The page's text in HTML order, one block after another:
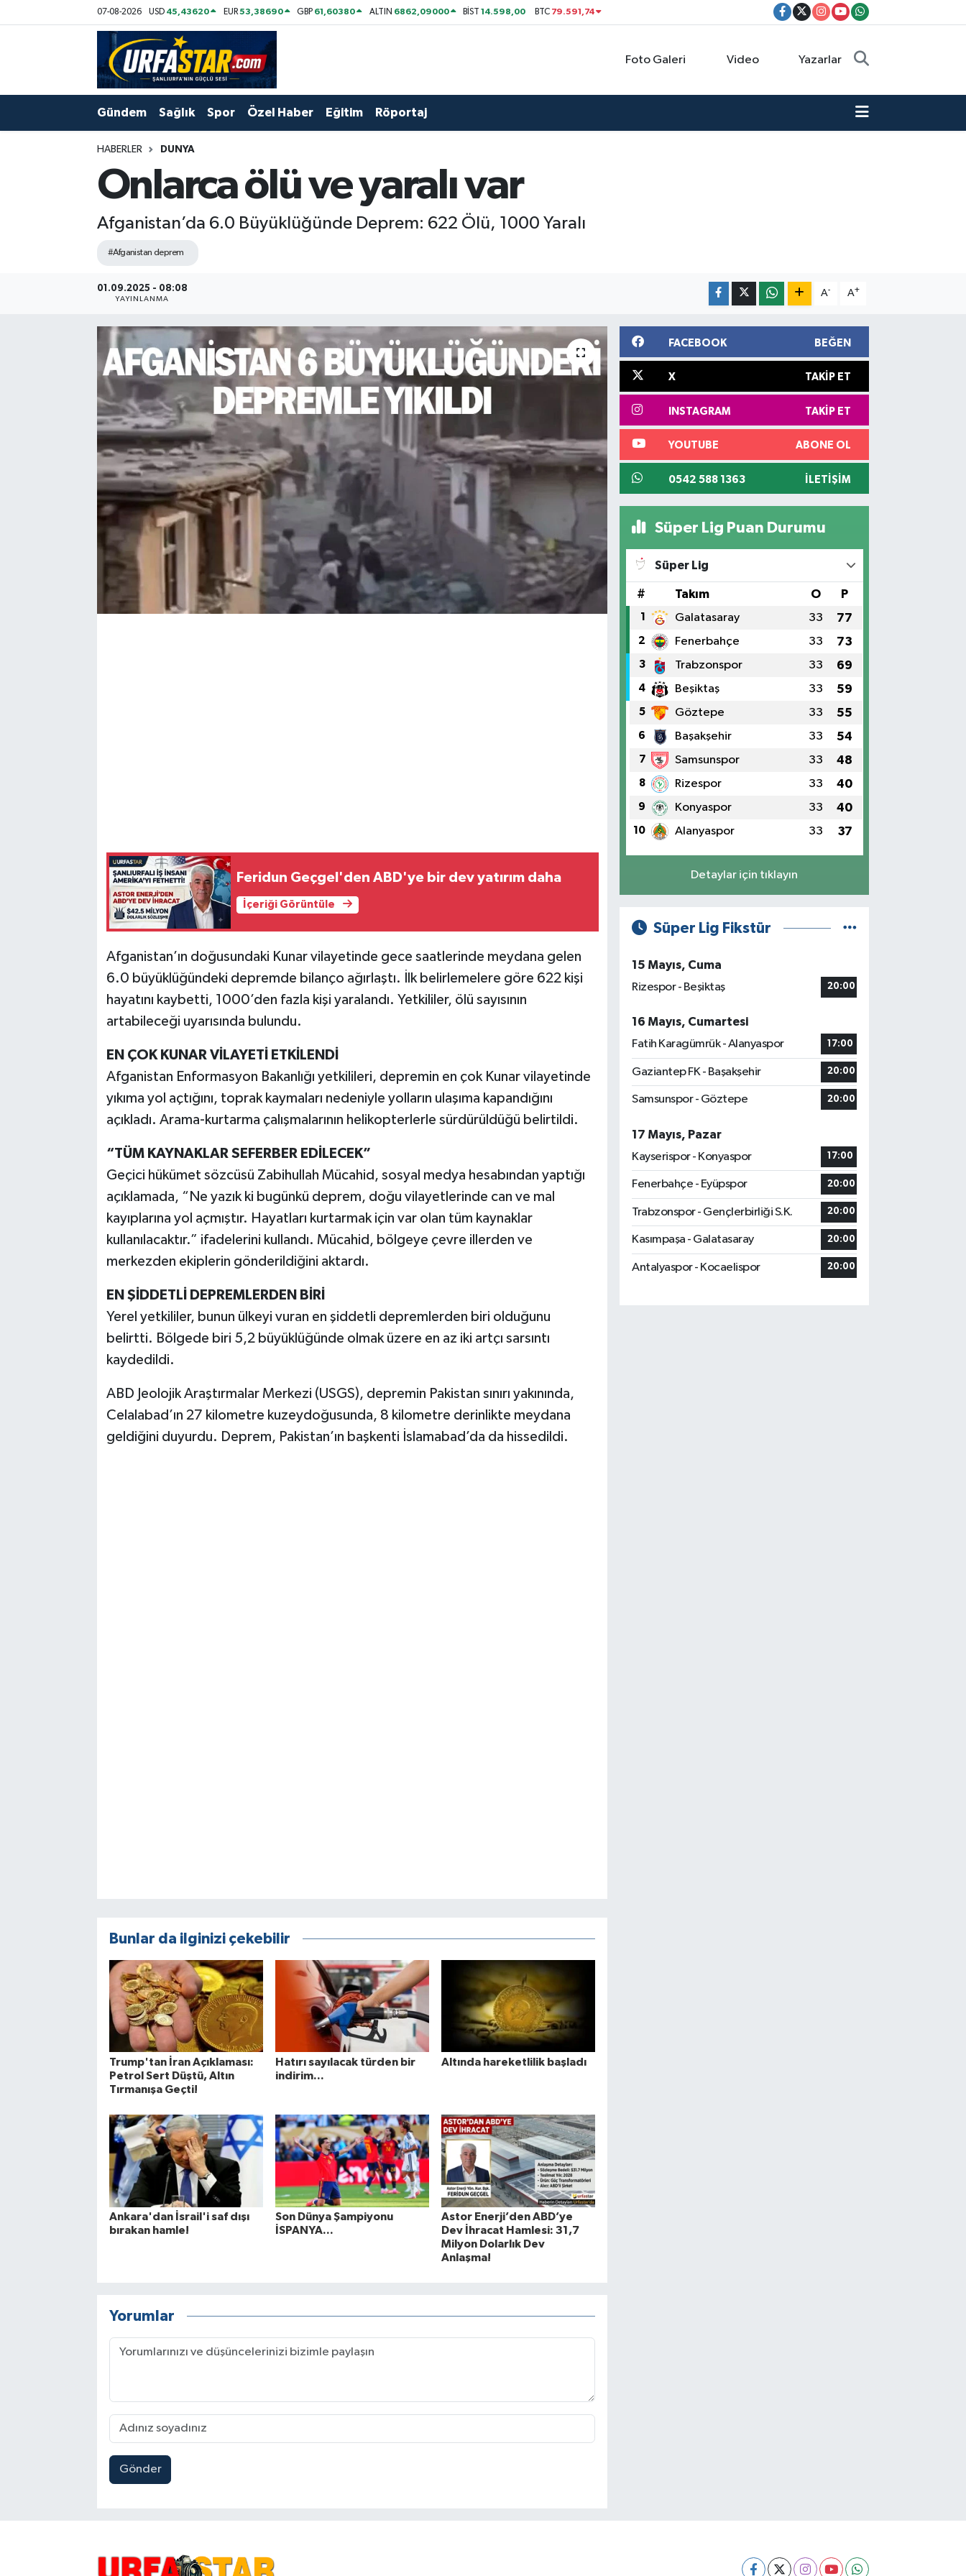
07-08-2026 USD 45,43620 EUR53,38690 GBP 61,60380 ALTIN 6862,09000 BİST14.598,00 BTC 79.591,74
Foto Galeri Video Yazarlar
Gündem Sağlık Spor Özel Haber Eğitim Röportaj
HABERLER DUNYA
Onlarca ölü ve yaralı var
Afganistan’da 6.0 Büyüklüğünde Deprem: 622 Ölü, 1000 Yaralı
#Afganistan deprem
01.09.2025 - 08:08
YAYINLANMA
A- A+
Feridun Geçgel'den ABD'ye bir dev yatırım daha
İçeriği Görüntüle
Afganistan’ın doğusundaki Kunar vilayetinde gece saatlerinde meydana gelen
6.0 büyüklüğündeki depremde bilanço ağırlaştı. İlk belirlemelere göre 622 kişi
hayatını kaybetti, 1000’den fazla kişi yaralandı. Yetkililer, ölü sayısının
artabileceği uyarısında bulundu.
EN ÇOK KUNAR VİLAYETİ ETKİLENDİ
Afganistan Enformasyon Bakanlığı yetkilileri, depremin en çok Kunar vilayetinde
yıkıma yol açtığını, toprak kaymaları nedeniyle yolların ulaşıma kapandığını
açıkladı. Arama-kurtarma çalışmalarının helikopterlerle sürdürüldüğü belirtildi.
“TÜM KAYNAKLAR SEFERBER EDİLECEK”
Geçici hükümet sözcüsü Zabihullah Mücahid, sosyal medya hesabından yaptığı
açıklamada, “Ne yazık ki bugünkü deprem, doğu vilayetlerinde can ve mal
kayıplarına yol açmıştır. Hayatları kurtarmak için var olan tüm kaynaklar
kullanılacaktır.” ifadelerini kullandı. Mücahid, bölgeye çevre illerden ve
merkezden ekiplerin gönderildiğini aktardı.
EN ŞİDDETLİ DEPREMLERDEN BİRİ
Yerel yetkililer, bunun ülkeyi vuran en şiddetli depremlerden biri olduğunu
belirtti. Bölgede biri 5,2 büyüklüğünde olmak üzere en az iki artçı sarsıntı
kaydedildi.
ABD Jeolojik Araştırmalar Merkezi (USGS), depremin Pakistan sınırı yakınında,
Celalabad’ın 27 kilometre kuzeydoğusunda, 8 kilometre derinlikte meydana
geldiğini duyurdu. Deprem, Pakistan’ın başkenti İslamabad’da da hissedildi.
Bunlar da ilginizi çekebilir
Trump'tan İran Açıklaması:
Petrol Sert Düştü, Altın
Tırmanışa Geçti!
Hatırı sayılacak türden bir
indirim...
Altında hareketlilik başladı
Ankara'dan İsrail'i saf dışı
bırakan hamle!
Son Dünya Şampiyonu
İSPANYA...
Astor Enerji’den ABD’ye
Dev İhracat Hamlesi: 31,7
Milyon Dolarlık Dev
Anlaşma!
Yorumlar
Gönder
FACEBOOK BEĞEN
X TAKIP ET
INSTAGRAM TAKIP ET
YOUTUBE ABONE OL
0542 588 1363 İLETIŞIM
Süper Lig Puan Durumu
Süper Lig
# Takım O P
1 Galatasaray 33 77
2 Fenerbahçe 33 73
3 Trabzonspor 33 69
4 Beşiktaş 33 59
5 Göztepe 33 55
6 Başakşehir 33 54
7 Samsunspor 33 48
8 Rizespor 33 40
9 Konyaspor 33 40
10 Alanyaspor 33 37
Detaylar için tıklayın
Süper Lig Fikstür
15 Mayıs, Cuma
Rizespor - Beşiktaş
20:00
16 Mayıs, Cumartesi
Fatih Karagümrük - Alanyaspor
17:00
Gaziantep FK - Başakşehir 20:00
Samsunspor - Göztepe 20:00
17 Mayıs, Pazar
Kayserispor - Konyaspor
17:00
Fenerbahçe - Eyüpspor 20:00
Trabzonspor - Gençlerbirliği S.K. 20:00
Kasımpaşa - Galatasaray 20:00
Antalyaspor - Kocaelispor 20:00
Şanlıurfa Nöbetçi Eczaneler
Şanlıurfa Hava Durumu
Süper Lig Puan Durumu ve Fikstür